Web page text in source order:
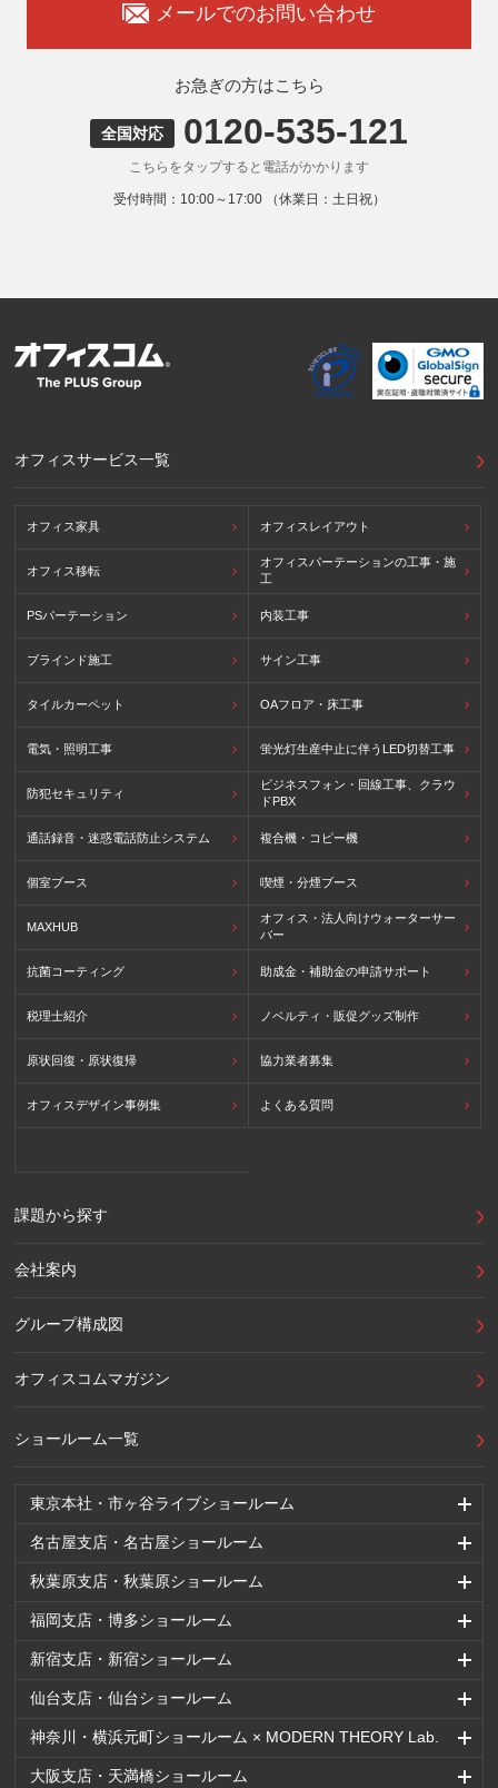
メールでのお問い合わせ
お急ぎの方はこちら
全国対応 0120-535-121
こちらをタップすると電話がかかります
受付時間：10:00～17:00 （休業日：土日祝）
東京本社・市ヶ谷ライブショールーム
名古屋支店・名古屋ショールーム
秋葉原支店・秋葉原ショールーム
福岡支店・博多ショールーム
新宿支店・新宿ショールーム
仙台支店・仙台ショールーム
神奈川・横浜元町ショールーム × MODERN THEORY Lab.
大阪支店・天満橋ショールーム
オフィスサービス一覧
オフィス家具 オフィスレイアウト
オフィス移転
オフィスパーテーションの工事・施
工
PSパーテーション 内装工事
ブラインド施工 サイン工事
タイルカーペット OAフロア・床工事
電気・照明工事 蛍光灯生産中止に伴うLED切替工事
防犯セキュリティ
ビジネスフォン・回線工事、クラウ
ドPBX
通話録音・迷惑電話防止システム 複合機・コピー機
個室ブース 喫煙・分煙ブース
MAXHUB
オフィス・法人向けウォーターサー
バー
抗菌コーティング 助成金・補助金の申請サポート
税理士紹介 ノベルティ・販促グッズ制作
原状回復・原状復帰 協力業者募集
オフィスデザイン事例集 よくある質問
課題から探す
会社案内
グループ構成図
オフィスコムマガジン
ショールーム一覧